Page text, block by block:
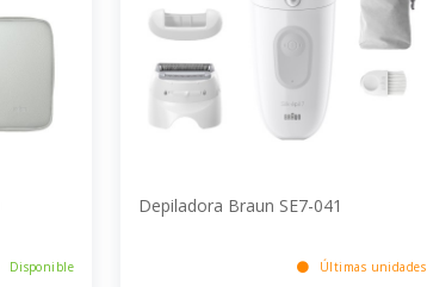
Disponible
Depiladora Braun SE7-041
Últimas unidades